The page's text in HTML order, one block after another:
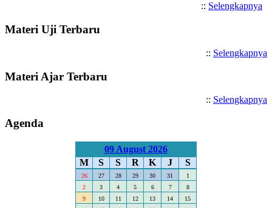
:: Selengkapnya
Materi Uji Terbaru
:: Selengkapnya
Materi Ajar Terbaru
:: Selengkapnya
Agenda
09 August 2026
M
S S R K J S
26 27 28 29 30 31
1
2
3 4 5 6 7
8
9
10 11 12 13 14
15